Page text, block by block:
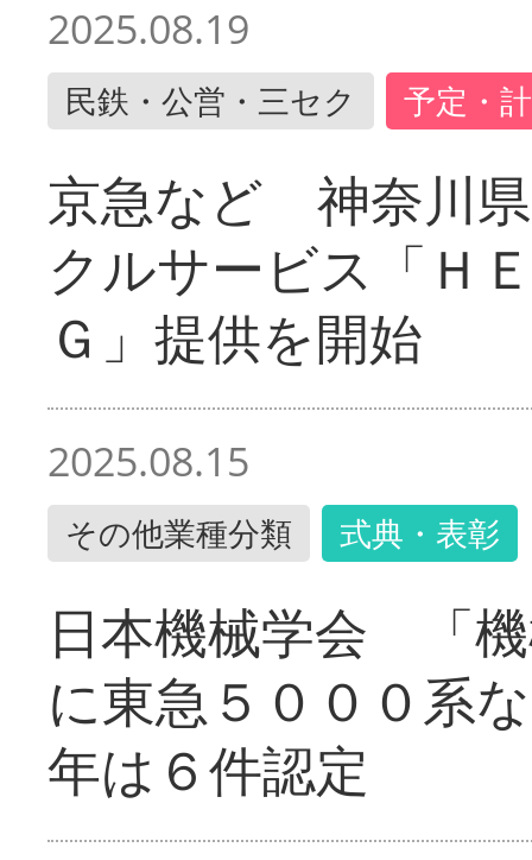
2025.08.19
民鉄・公営・三セク 予定・
京急など 神奈川
クルサービス「Ｈ
Ｇ」提供を開始
2025.08.15
その他業種分類 式典・表彰
日本機械学会 「
に東急５０００系
年は６件認定